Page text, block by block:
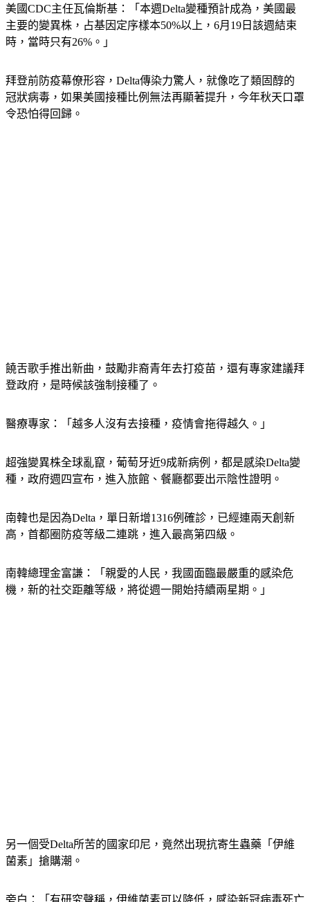
美國CDC主任瓦倫斯基：「本週Delta變種預計成為，美國最
主要的變異株，占基因定序樣本50%以上，6月19日該週結束
拜登前防疫幕僚形容，Delta傳染力驚人，就像吃了類固醇的
冠狀病毒，如果美國接種比例無法再顯著提升，今年秋天口罩
饒舌歌手推出新曲，鼓勵非裔青年去打疫苗，還有專家建議拜
超強變異株全球亂竄，葡萄牙近9成新病例，都是感染Delta變
南韓也是因為Delta，單日新增1316例確診，已經連兩天創新
南韓總理金富謙：「親愛的人民，我國面臨最嚴重的感染危
另一個受Delta所苦的國家印尼，竟然出現抗寄生蟲藥「伊維